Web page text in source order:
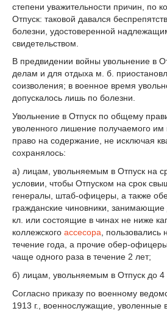
степени уважительности причин, по
Отпуск: таковой давался
болезни, удостоверенной
свидетельством.
В предвидении войны увольнение в
делам и для отдыха м. б.
соизволения; в военное время
допускалось лишь по болезни.
Увольнение в Отпуск по общему
уволенного лишение получаемого
право на содержание, не исключая
сохранялось:
а) лицам, увольняемым в Отпуск на
условии, чтобы Отпуском на срок
генералы, штаб-офицеры, а также
гражданские чиновники,
кл. или состоящие в чинах не ниже
коллежского ассесора ,
течение года, а прочие обер-
чаще одного раза в течение 2 лет;
б) лицам, увольняемым в Отпуск до 4
Согласно приказу по военному
1913 г., военнослужащие, уволенные